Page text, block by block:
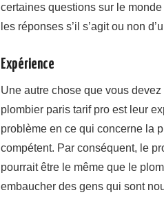
certaines questions sur le
les réponses s’il s’agit ou non
Expérience
Une autre chose que vous
plombier paris tarif pro est leur
problème en ce qui concerne la
compétent. Par conséquent, le
pourrait être le même que le
embaucher des gens qui sont